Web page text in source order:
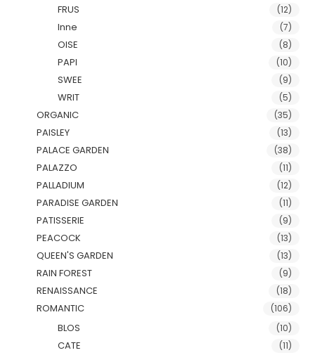
FRUS (12)
Inne (7)
OISE (8)
PAPI (10)
SWEE (9)
WRIT (5)
ORGANIC (35)
PAISLEY (13)
PALACE GARDEN (38)
PALAZZO (11)
PALLADIUM (12)
PARADISE GARDEN (11)
PATISSERIE (9)
PEACOCK (13)
QUEEN'S GARDEN (13)
RAIN FOREST (9)
RENAISSANCE (18)
ROMANTIC (106)
BLOS (10)
CATE (11)